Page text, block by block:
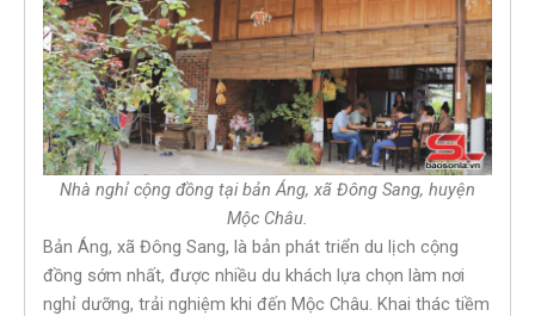
Nhà nghỉ cộng đồng tại bản Áng, xã Đông Sang, huyện
Mộc Châu.
Bản Áng, xã Đông Sang, là bản phát triển du lịch cộng
đồng sớm nhất, được nhiều du khách lựa chọn làm nơi
nghỉ dưỡng, trải nghiệm khi đến Mộc Châu. Khai thác tiềm